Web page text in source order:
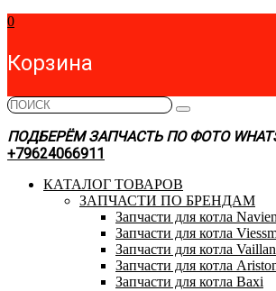
0
Корзина
ПОДБЕРЁМ ЗАПЧАСТЬ ПО ФОТО
+79624066911
КАТАЛОГ ТОВАРОВ
ЗАПЧАСТИ ПО БРЕНДАМ
Запчасти для котла Navien
Запчасти для котла
Запчасти для котла
Запчасти для котла
Запчасти для котла Baxi